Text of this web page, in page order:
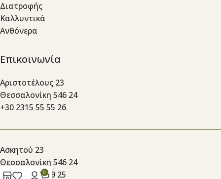
Διατροφής
Καλλυντικά
Ανθόνερα
Επικοινωνία
Αριστοτέλους 23
Θεσσαλονίκη 546 24
+30 2315 55 55 26
Ασκητού 23
Θεσσαλονίκη 546 24
+30 2310 24 19 25
0